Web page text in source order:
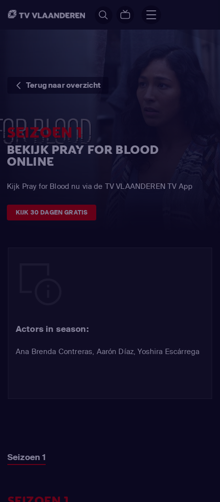
Terug naar overzicht
SEIZOEN 1
BEKIJK PRAY FOR BLOOD
ONLINE
Kijk Pray for Blood nu via de TV VLAANDEREN TV App
KIJK 30 DAGEN GRATIS
Actors in season:
Ana Brenda Contreras, Aarón Díaz,Yoshira Escárrega
Seizoen 1